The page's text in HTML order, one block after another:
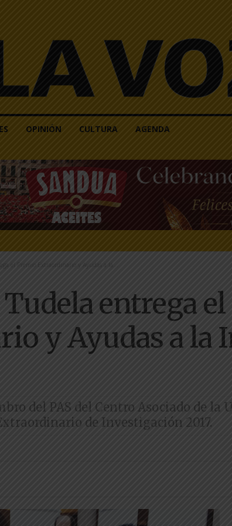
OPINIÓN CULTURA AGENDA
el Premio Extraordinario y Ayudas a la...
Tudela entrega
y Ayudas a la
del PAS del Centro Asociado de la
de Investigación 2017.